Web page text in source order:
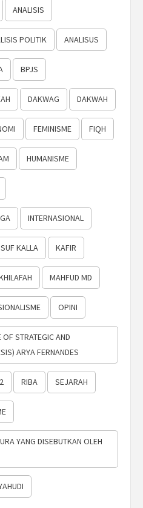
ANALISIS
POLITIK ANALISUS
BPJS
DAKWAG DAKWAH
FEMINISME FIQH
HUMANISME
INTERNASIONAL
KALLA KAFIR
MAHFUD MD
OPINI
STRATEGIC AND
ARYA FERNANDES
RIBA SEJARAH
YANG DISEBUTKAN OLEH